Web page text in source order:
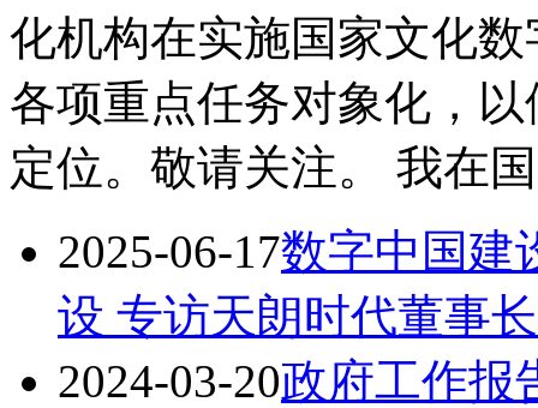
化机构在实施国家文化
各项重点任务对象化，
定位。敬请关注。 我在
2025-06-17数字中国建
设 专访天朗时代董事
2024-03-20政府工作报